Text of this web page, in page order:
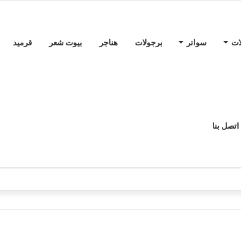
سواتر برجولات هناجر بيوت شعر قرميد
اتصل بنا